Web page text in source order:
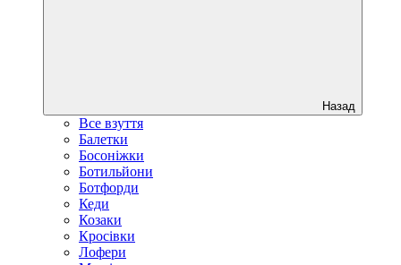
Назад
Все взуття
Балетки
Босоніжки
Ботильйони
Ботфорди
Кеди
Козаки
Кросівки
Лофери